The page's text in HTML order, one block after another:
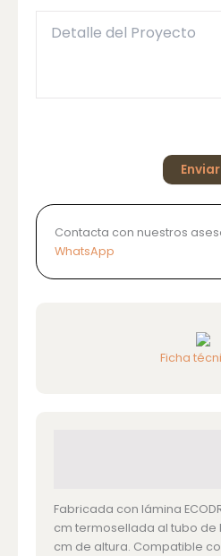
Contacta con nuestros
WhatsApp
Ficha
Fabricada con lámina
cm termosellada al tubo de
cm de altura. Compatible